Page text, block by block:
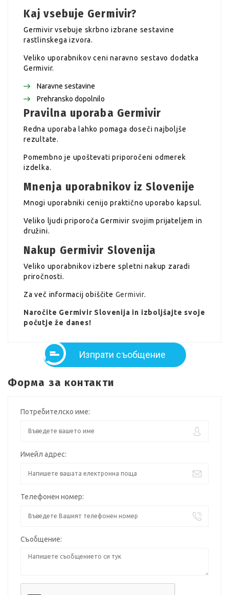
Kaj vsebuje Germivir?
Germivir vsebuje skrbno izbrane sestavine
rastlinskega izvora.
Veliko uporabnikov ceni naravno sestavo dodatka
Germivir.
Naravne sestavine
Prehransko dopolnilo
Pravilna uporaba Germivir
Redna uporaba lahko pomaga doseči najboljše
rezultate.
Pomembno je upoštevati priporočeni odmerek
izdelka.
Mnenja uporabnikov iz Slovenije
Mnogi uporabniki cenijo praktično uporabo kapsul.
Veliko ljudi priporoča Germivir svojim prijateljem in
družini.
Nakup Germivir Slovenija
Veliko uporabnikov izbere spletni nakup zaradi
priročnosti.
Za več informacij obiščite Germivir.
Naročite Germivir Slovenija in izboljšajte svoje
počutje že danes!
Изпрати съобщение
Форма за контакти
Потребителско име:
Имейл адрес:
Телефонен номер:
Съобщение: